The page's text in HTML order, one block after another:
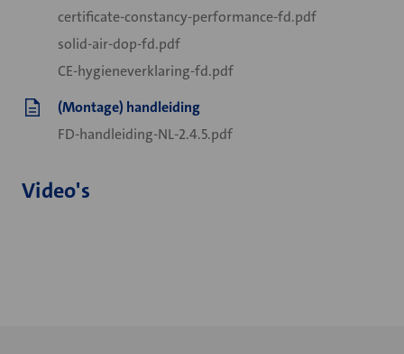
certificate-constancy-performance-fd.pdf
solid-air-dop-fd.pdf
CE-hygieneverklaring-fd.pdf
(Montage) handleiding
FD-handleiding-NL-2.4.5.pdf
Video's